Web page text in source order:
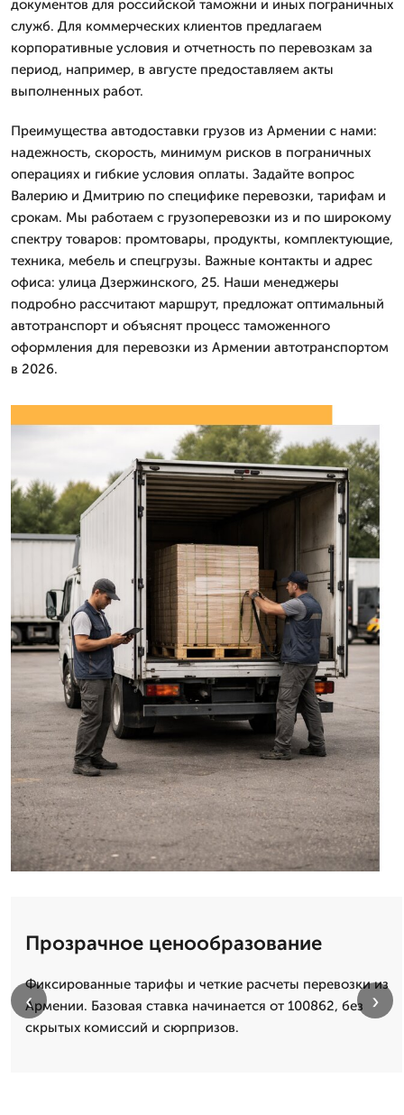
документов для российской таможни и иных пограничных
служб. Для коммерческих клиентов предлагаем
корпоративные условия и отчетность по перевозкам за
период, например, в августе предоставляем акты
выполненных работ.
Преимущества автодоставки грузов из Армении с нами:
надежность, скорость, минимум рисков в пограничных
операциях и гибкие условия оплаты. Задайте вопрос
Валерию и Дмитрию по специфике перевозки, тарифам и
срокам. Мы работаем с грузоперевозки из и по широкому
спектру товаров: промтовары, продукты, комплектующие,
техника, мебель и спецгрузы. Важные контакты и адрес
офиса: улица Дзержинского, 25. Наши менеджеры
подробно рассчитают маршрут, предложат оптимальный
автотранспорт и объяснят процесс таможенного
оформления для перевозки из Армении автотранспортом
в 2026.
Прозрачное ценообразование
Фиксированные тарифы и четкие расчеты перевозки из
Армении. Базовая ставка начинается от 100862, без
скрытых комиссий и сюрпризов.
‹ ›